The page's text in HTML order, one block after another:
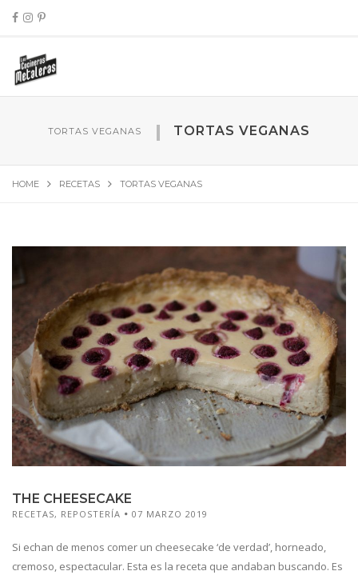
TORTAS VEGANAS TORTAS VEGANAS
HOME RECETAS TORTAS VEGANAS
THE CHEESECAKE
RECETAS, REPOSTERÍA 07 MARZO 2019
Si echan de menos comer un cheesecake ‘de verdad’, horneado,
cremoso, espectacular. Esta es la receta que andaban buscando. Es